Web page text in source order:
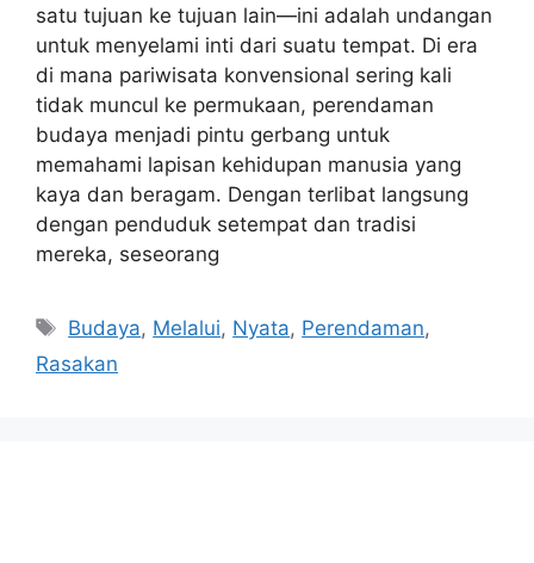
satu tujuan ke tujuan lain—ini adalah undangan
untuk menyelami inti dari suatu tempat. Di era
di mana pariwisata konvensional sering kali
tidak muncul ke permukaan, perendaman
budaya menjadi pintu gerbang untuk
memahami lapisan kehidupan manusia yang
kaya dan beragam. Dengan terlibat langsung
dengan penduduk setempat dan tradisi
mereka, seseorang
Tags
Budaya, Melalui, Nyata, Perendaman,
Rasakan